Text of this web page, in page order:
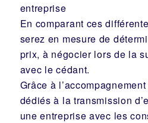
entreprise
En comparant ces
serez en mesure de
prix, à négocier lors de la
avec le cédant.
Grâce à
dédiés à la transmission
une entreprise avec les